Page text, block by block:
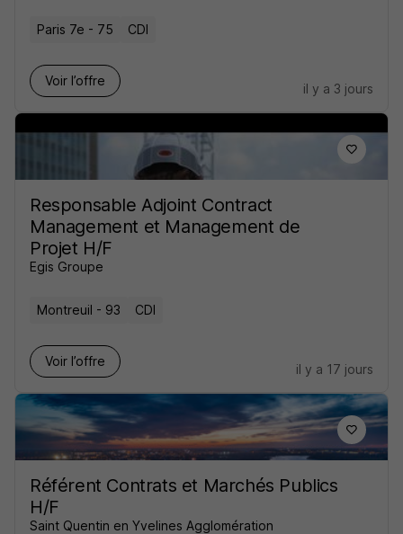
Paris 7e - 75 CDI
Voir l’offre
il y a 3 jours
Responsable Adjoint Contract
Management et Management de
Projet H/F
Egis Groupe
Montreuil - 93 CDI
Voir l’offre
il y a 17 jours
Référent Contrats et Marchés Publics
H/F
Saint Quentin en Yvelines Agglomération